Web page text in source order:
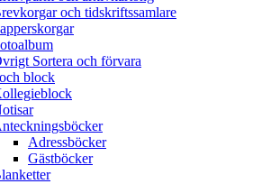
och tidskriftssamlare
Sortera och förvara
block
Adressböcker
Gästböcker